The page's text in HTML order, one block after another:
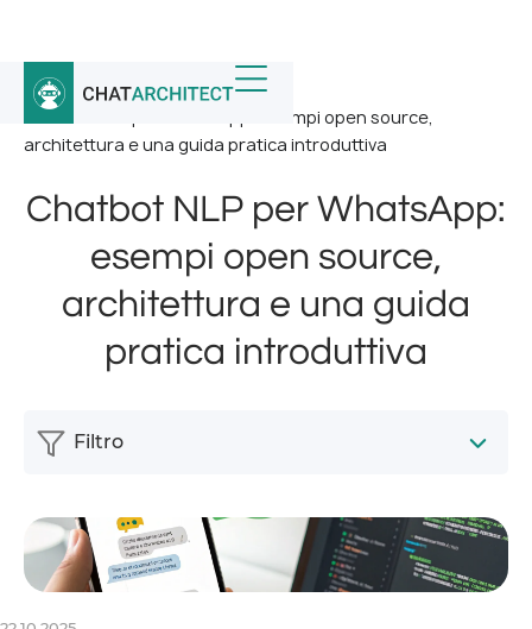
Home / Notizia /
Chatbot NLP per WhatsApp: esempi open source,
architettura e una guida pratica introduttiva
Chatbot NLP per WhatsApp:
esempi open source,
architettura e una guida
pratica introduttiva
Filtro